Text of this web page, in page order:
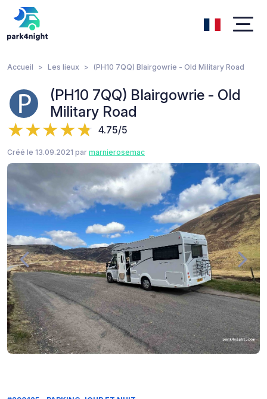
Accueil Les lieux (PH10 7QQ) Blairgowrie - Old Military Road
(PH10 7QQ) Blairgowrie - Old
Military Road
4.75/5
Créé le 13.09.2021 par marnierosemac